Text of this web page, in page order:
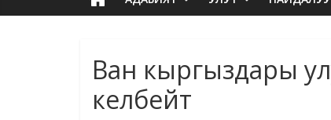
Ван кыргыздары
келбейт